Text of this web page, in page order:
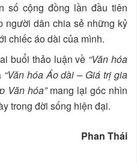
số cộng đồng lần đầu tiên
người dân chia sẻ những kỷ
chiếc áo dài của mình.
buổi thảo luận về “Văn hóa
“Văn hóa Áo dài – Giá trị gia
Văn hóa”mang lại góc nhìn
trong đời sống hiện đại.
Phan Thái